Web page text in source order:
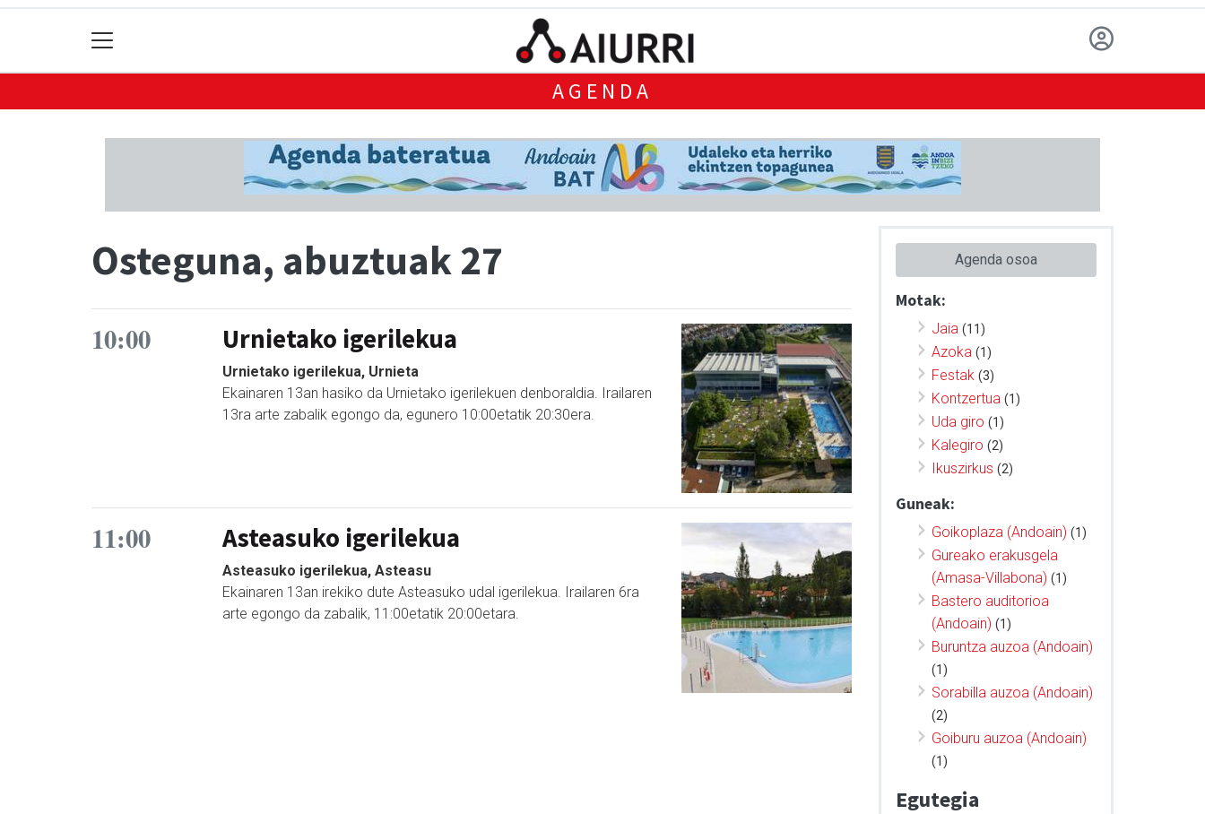
AGENDA
Osteguna, abuztuak 27
10:00 Urnietako igerilekua
Urnietako igerilekua, Urnieta
Ekainaren 13an hasiko da Urnietako igerilekuen denboraldia. Irailaren
13ra arte zabalik egongo da, egunero 10:00etatik 20:30era.
11:00 Asteasuko igerilekua
Asteasuko igerilekua, Asteasu
Ekainaren 13an irekiko dute Asteasuko udal igerilekua. Irailaren 6ra
arte egongo da zabalik, 11:00etatik 20:00etara.
Agenda osoa
Motak:
Jaia (11)
Azoka (1)
Festak (3)
Kontzertua (1)
Uda giro (1)
Kalegiro (2)
Ikuszirkus (2)
Guneak:
Goikoplaza (Andoain) (1)
Gureako erakusgela
(Amasa-Villabona) (1)
Bastero auditorioa
(Andoain) (1)
Buruntza auzoa (Andoain)
(1)
Sorabilla auzoa (Andoain)
(2)
Goiburu auzoa (Andoain)
(1)
Egutegia